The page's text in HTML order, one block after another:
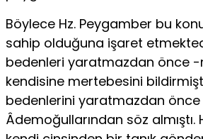
Böylece Hz. Peygamber bu
sahip olduğuna işaret
bedenleri yaratmazdan önce -
kendisine mertebesini
bedenlerini yaratmazdan önce
Âdemoğullarından söz